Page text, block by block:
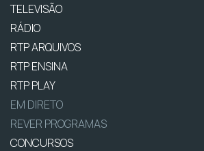
TELEVISÃO
RÁDIO
RTP ARQUIVOS
RTP ENSINA
RTP PLAY
EM DIRETO
REVER PROGRAMAS
CONCURSOS